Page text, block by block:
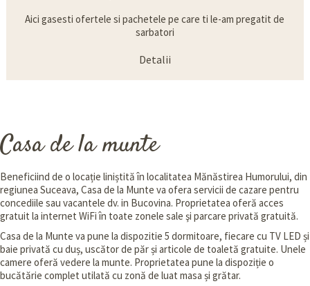
Aici gasesti ofertele si pachetele pe care ti le-am pregatit de
sarbatori
Detalii
Casa de la munte
Beneficiind de o locație liniștită în localitatea Mănăstirea Humorului, din
regiunea Suceava, Casa de la Munte va ofera servicii de cazare pentru
concediile sau vacantele dv. in Bucovina. Proprietatea oferă acces
gratuit la internet WiFi în toate zonele sale şi parcare privată gratuită.
Casa de la Munte va pune la dispozitie 5 dormitoare, fiecare cu TV LED și
baie privată cu duș, uscător de păr și articole de toaletă gratuite. Unele
camere oferă vedere la munte. Proprietatea pune la dispoziție o
bucătărie complet utilată cu zonă de luat masa și grătar.